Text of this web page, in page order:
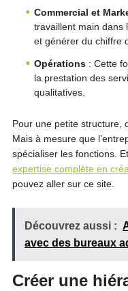
Commercial et
travaillent main dans
et générer du chiffre
Opérations: Cette
la prestation des
qualitatives.
Pour une petite structure,
Mais à mesure que
spécialiser les fonctions.
expertise complète en
pouvez aller sur ce site.
Découvrez aussi :
avec des bureaux
Créer une